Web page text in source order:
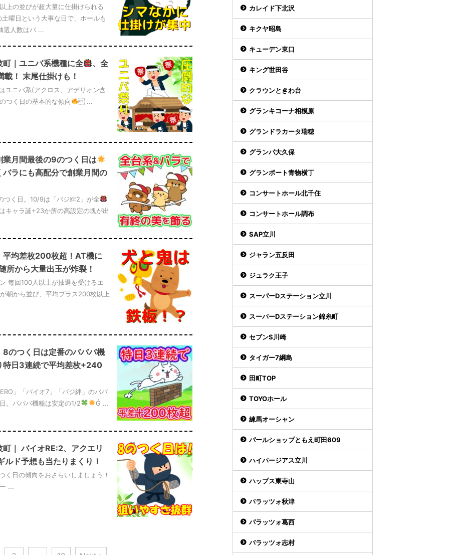
上の並びが超大量に仕掛けられる
曜日という大事な日で、ホールも
選人数はパ ...
｜ユニバ系機種に全
、全
！ 末尾仕掛けも！
ユニバ系(アクロス、アデリオン含
つく日の基本的な傾向
...
月間最後の9のつく日は
ラにも高配分で創業月間の
つく日。10/9は「バジ絆2」が全
キャラ誕+23か所の高設定の塊が出
均差枚200枚超！AT機に
所から大量出玉が炸裂！
毎回100人以上が抽選を受けるエ
朝から並び、平均プラス200枚以上
のつく日は定番のバババ機
特日3連続で平均差枚+240
」「バイオ7」「バジ絆」のババ
。バババ機種は安定の1/2
Ǵ ...
｜ バイオRE:2、アクエリ
ド予想も当たりまくり！
日の傾向をおさらいしましょう！
...
カレイド下北沢
キクヤ昭島
キューデン東口
キング世田谷
クラウンときわ台
グランキコーナ相模原
グランドラカータ瑞穂
グランパ大久保
グランポート青物横丁
コンサートホール北千住
コンサートホール調布
SAP立川
ジャラン五反田
ジュラク王子
スーパーDステーション立川
スーパーDステーション錦糸町
セブンS川崎
タイガー7綱島
田町TOP
TOYOホール
練馬オーシャン
パールショップともえ町田609
ハイパージアス立川
ハップス東寺山
パラッツォ秋津
パラッツォ葛西
パラッツォ志村